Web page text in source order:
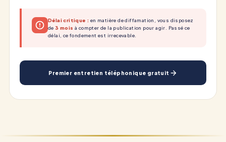
Délai critique : en matière de diffamation, vous disposez
de3 mois à compter de la publication pour agir. Passé ce
délai, ce fondement est irrecevable.
Premier entretien téléphonique gratuit